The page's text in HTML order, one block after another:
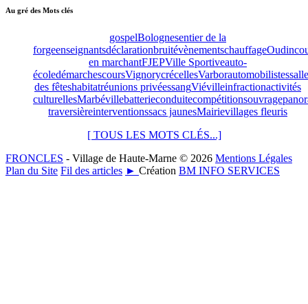
Au gré des Mots clés
gospelBolognesentier de la
forgeenseignantsdéclarationbruitévènementschauffage
en marchantFJEPVille Sportiveauto-
écoledémarchescoursVignorycrécellesVarborautomobilistessalle
des fêteshabitatréunions privéessangViévilleinfractionactivités
culturellesMarbévillebatterieconduitecompétitionsouvrage
traversièreinterventionssacs jaunesMairievillages fleuris
[ TOUS LES MOTS CLÉS...]
FRONCLES - Village de Haute-Marne © 2026 Mentions Légales
Plan du Site Fil des articles ► Création BM INFO SERVICES